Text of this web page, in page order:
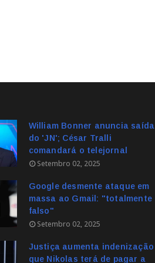
William Bonner anuncia saída
do 'JN'; César Tralli
comandará o telejornal
Setembro 02, 2025
Google desmente ataque em
massa ao Gmail: "totalmente
falso"
Setembro 02, 2025
Justiça aumenta indenização
que Nikolas terá de pagar a